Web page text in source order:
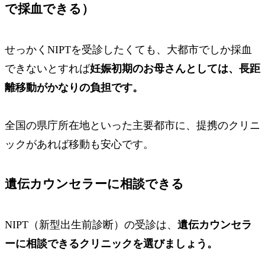
で採血できる）
せっかくNIPTを受診したくても、大都市でしか採血
できないとすれば妊娠初期のお母さんとしては、 長距
離移動がかなりの負担です。
全国の県庁所在地といった主要都市に、提携のクリニ
ックがあれば移動も安心です。
遺伝カウンセラーに相談できる
NIPT（新型出生前診断）の受診は、 遺伝カウンセラ
ーに相談できるクリニックを選びましょう。